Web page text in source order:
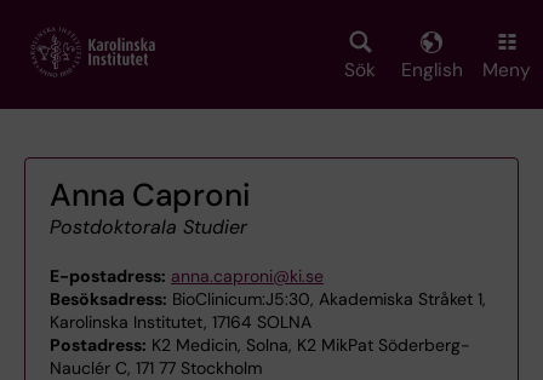
main
Sök English Meny
Anna Caproni
Postdoktorala Studier
E-postadress: anna.caproni@ki.se
Besöksadress: BioClinicum:J5:30, Akademiska Stråket 1,
Karolinska Institutet, 17164 SOLNA
Postadress: K2 Medicin, Solna, K2 MikPat Söderberg-
Nauclér C, 171 77 Stockholm